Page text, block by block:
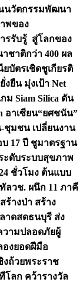
นนวัตกรรมพัฒนา
พของ
รรับรู้ สู่โลกของ
ชาติกว่า 400 ผล
บัตรเชิดชูเกียรติ
ยืน มุ่งเป้า Net
ม Siam Silica ดัน
อาเซียน“ยศชนัน”
-ชุมชน เปลี่ยนงาน
17 ปี ชูมาตรฐาน
ะดับระบบสุขภาพ
ชั่วโมง ต้นแบบ
ลวช. ผนึก 11 ภาคี
ร้างป่า สร้าง
าดสดธนบุรี ส่ง
วามปลอดภัยผู้
องยอดฝีมือ
งถ้วยพระราช
โลก คว้ารางวัล